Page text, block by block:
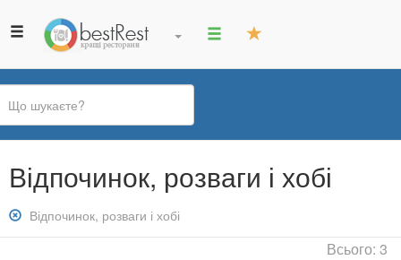
Ви
єВідпочинок, розваги і хобі
Зняти
фільтр:
Відпочинок, розваги і хобі
Всього: 3